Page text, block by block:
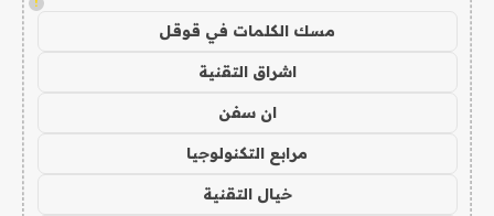
مسك الكلمات في قوقل
اشراق التقنية
ان سفن
مرابع التكنولوجيا
خيال التقنية